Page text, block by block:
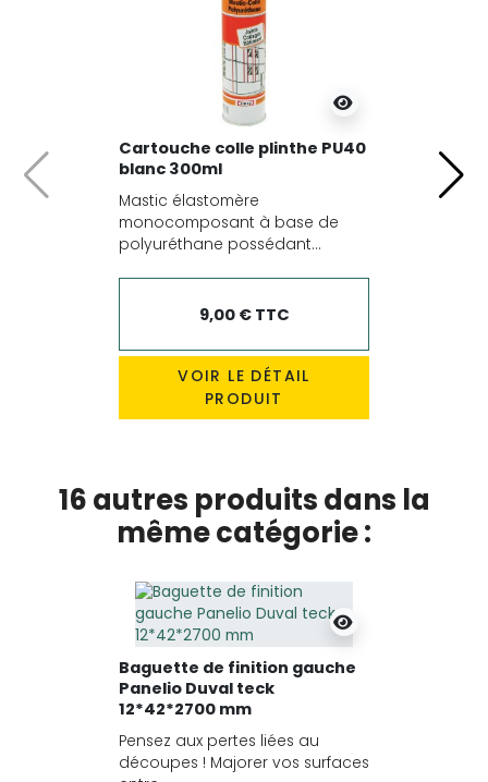
Cartouche colle plinthe PU40
blanc 300ml
Mastic élastomère
monocomposant à base de
polyuréthane possédant...
9,00 € TTC
VOIR LE DÉTAIL
PRODUIT
Précédent
16 autres produits dans la
même catégorie :
Baguette de finition gauche
Panelio Duval teck
12*42*2700 mm
Pensez aux pertes liées au
découpes ! Majorer vos surfaces